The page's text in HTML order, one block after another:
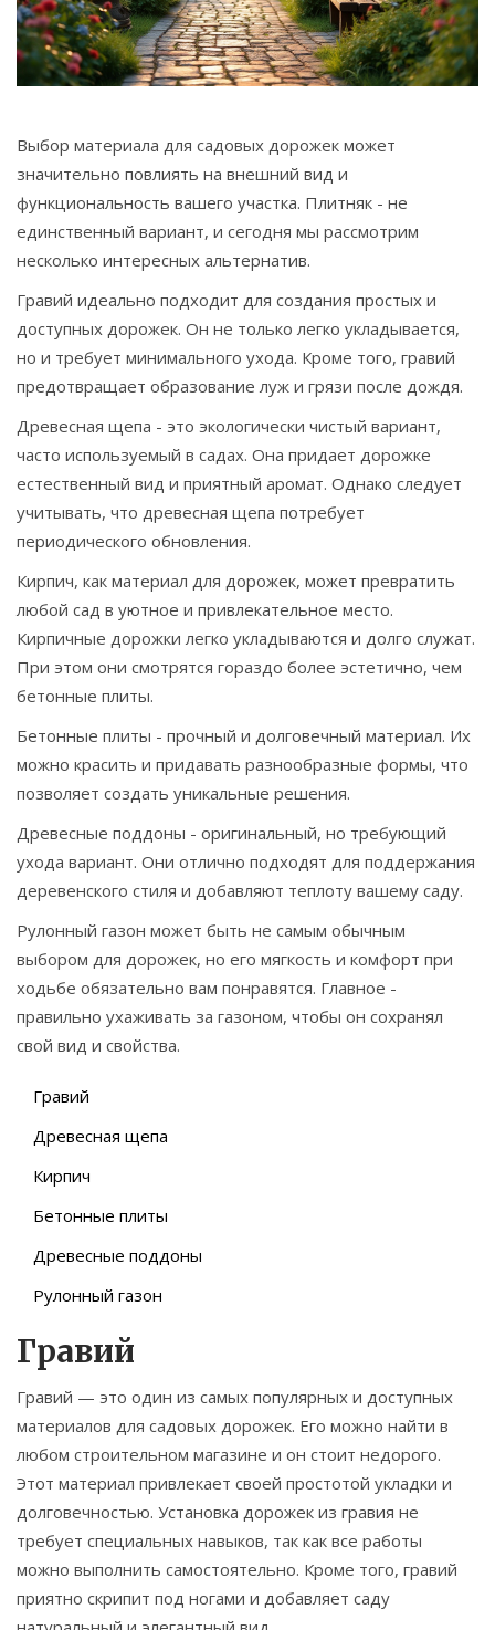
Связаться
© 2026. Все права защищены.
Выбор материала для садовых дорожек может
значительно повлиять на внешний вид и
функциональность вашего участка. Плитняк - не
единственный вариант, и сегодня мы рассмотрим
несколько интересных альтернатив.
Гравий идеально подходит для создания простых и
доступных дорожек. Он не только легко укладывается,
но и требует минимального ухода. Кроме того, гравий
предотвращает образование луж и грязи после дождя.
Древесная щепа - это экологически чистый вариант,
часто используемый в садах. Она придает дорожке
естественный вид и приятный аромат. Однако следует
учитывать, что древесная щепа потребует
периодического обновления.
Кирпич, как материал для дорожек, может превратить
любой сад в уютное и привлекательное место.
Кирпичные дорожки легко укладываются и долго служат.
При этом они смотрятся гораздо более эстетично, чем
бетонные плиты.
Бетонные плиты - прочный и долговечный материал. Их
можно красить и придавать разнообразные формы, что
позволяет создать уникальные решения.
Древесные поддоны - оригинальный, но требующий
ухода вариант. Они отлично подходят для поддержания
деревенского стиля и добавляют теплоту вашему саду.
Рулонный газон может быть не самым обычным
выбором для дорожек, но его мягкость и комфорт при
ходьбе обязательно вам понравятся. Главное -
правильно ухаживать за газоном, чтобы он сохранял
свой вид и свойства.
Гравий
Древесная щепа
Кирпич
Бетонные плиты
Древесные поддоны
Рулонный газон
Гравий
Гравий — это один из самых популярных и доступных
материалов для садовых дорожек. Его можно найти в
любом строительном магазине и он стоит недорого.
Этот материал привлекает своей простотой укладки и
долговечностью. Установка дорожек из гравия не
требует специальных навыков, так как все работы
можно выполнить самостоятельно. Кроме того, гравий
приятно скрипит под ногами и добавляет саду